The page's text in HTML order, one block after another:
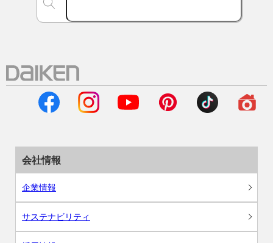
会社情報
企業情報
サステナビリティ